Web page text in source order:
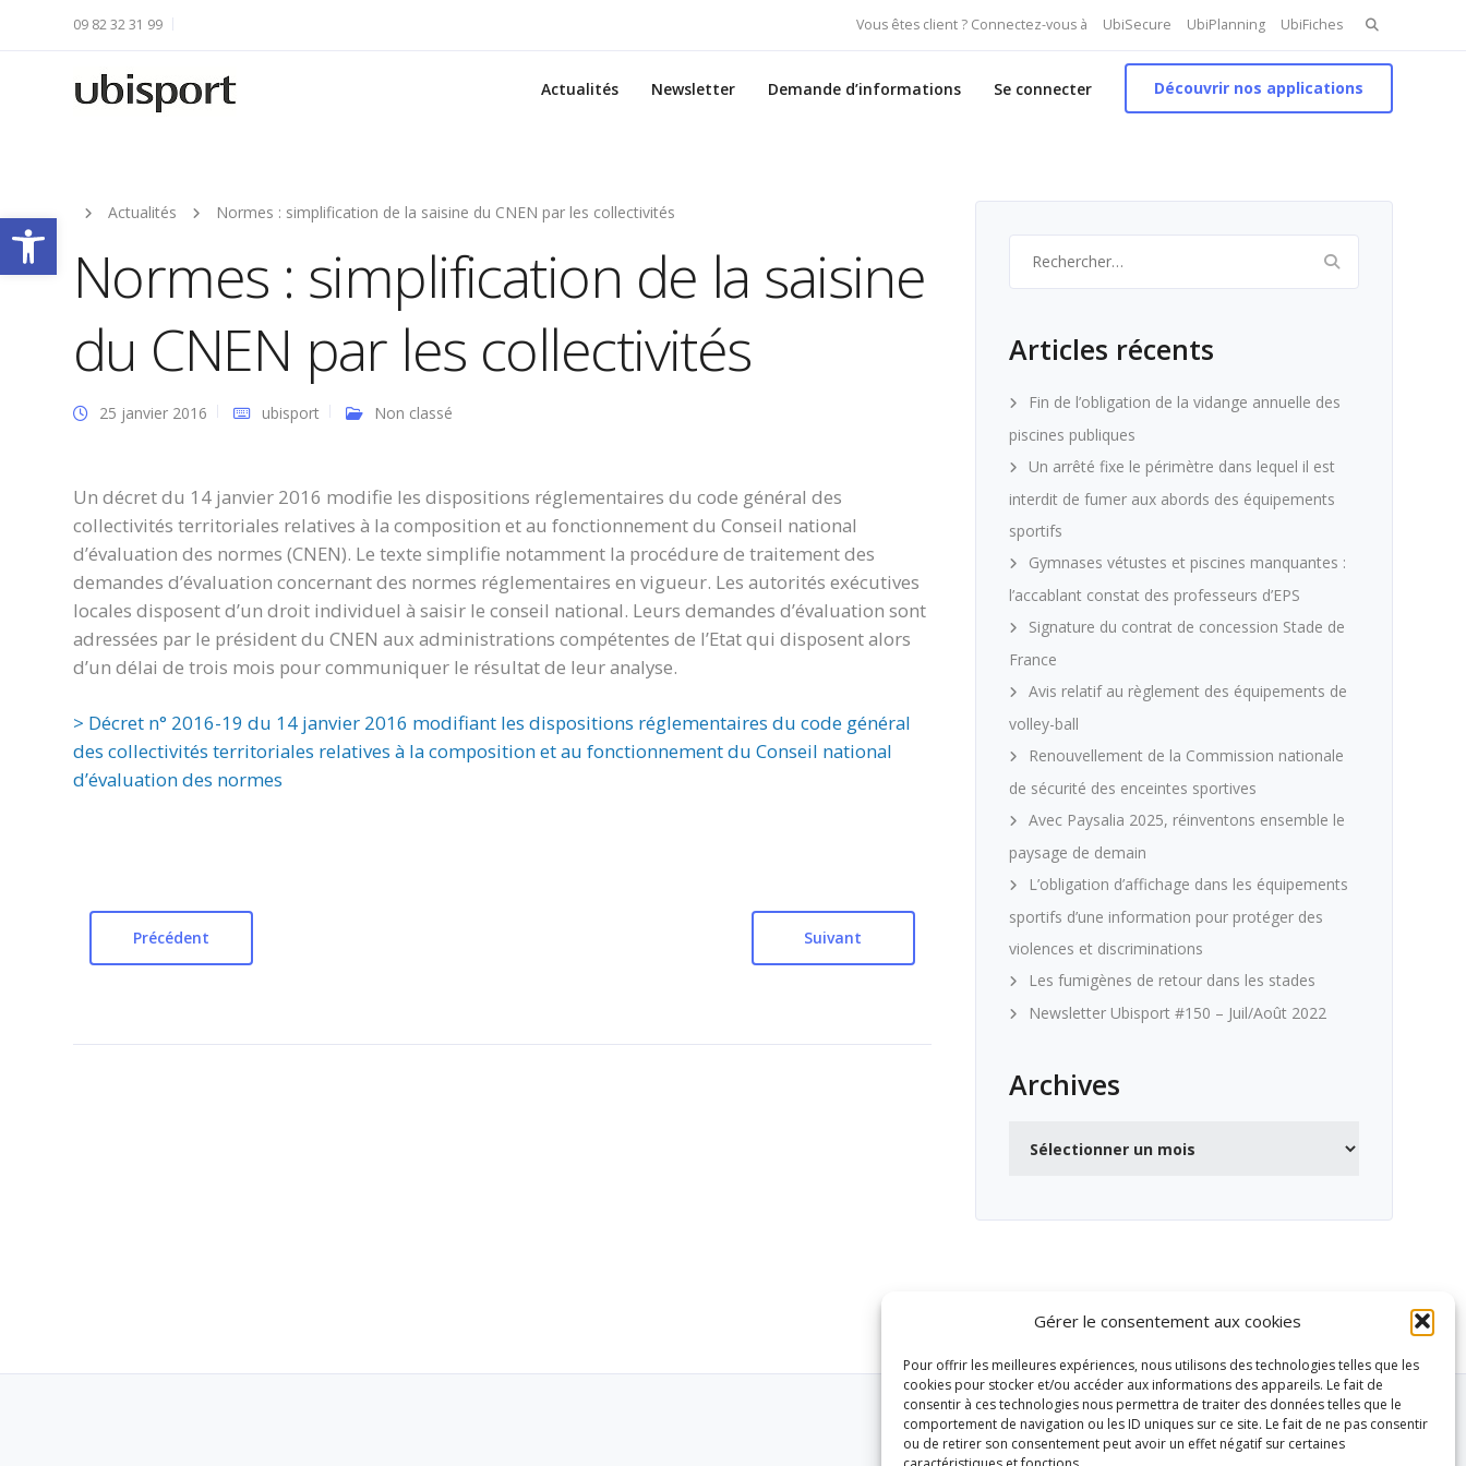
Ouvrir la barre d’outils
Gérer le consentement aux cookies
Pour offrir les meilleures expériences, nous utilisons des technologies telles que les
cookies pour stocker et/ou accéder aux informations des appareils. Le fait de
consentir à ces technologies nous permettra de traiter des données telles que le
comportement de navigation ou les ID uniques sur ce site. Le fait de ne pas consentir
ou de retirer son consentement peut avoir un effet négatif sur certaines
Vous êtes client ? Connectez-vous à UbiSecure UbiPlanning UbiFiches Search
for:
09 82 32 31 99
Actualités Newsletter Demande d’informations Se connecter Découvrir nos applications
Actualités Normes : simplification de la saisine du CNEN par les collectivités
Normes : simplification de la saisine
du CNEN par les collectivités
25 janvier 2016 ubisport Non classé
Un décret du 14 janvier 2016 modifie les dispositions réglementaires du code général des
collectivités territoriales relatives à la composition et au fonctionnement du Conseil national
d’évaluation des normes (CNEN). Le texte simplifie notamment la procédure de traitement des
demandes d’évaluation concernant des normes réglementaires en vigueur. Les autorités exécutives
locales disposent d’un droit individuel à saisir le conseil national. Leurs demandes d’évaluation sont
adressées par le président du CNEN aux administrations compétentes de l’Etat qui disposent alors
d’un délai de trois mois pour communiquer le résultat de leur analyse.
> Décret n° 2016-19 du 14 janvier 2016 modifiant les dispositions réglementaires du code général
des collectivités territoriales relatives à la composition et au fonctionnement du Conseil national
d’évaluation des normes
Précédent Suivant
Articles récents
Fin de l’obligation de la vidange annuelle des
piscines publiques
Un arrêté fixe le périmètre dans lequel il est
interdit de fumer aux abords des équipements
sportifs
Gymnases vétustes et piscines manquantes :
l’accablant constat des professeurs d’EPS
Signature du contrat de concession Stade de
France
Avis relatif au règlement des équipements de
volley-ball
Renouvellement de la Commission nationale
de sécurité des enceintes sportives
Avec Paysalia 2025, réinventons ensemble le
paysage de demain
L’obligation d’affichage dans les équipements
sportifs d’une information pour protéger des
violences et discriminations
Les fumigènes de retour dans les stades
Newsletter Ubisport #150 – Juil/Août 2022
Archives